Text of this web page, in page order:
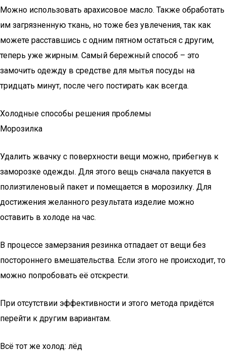
Можно использовать арахисовое масло. Также обработать
им загрязненную ткань, но тоже без увлечения, так как
можете расставшись с одним пятном остаться с другим,
теперь уже жирным. Самый бережный способ – это
замочить одежду в средстве для мытья посуды на
тридцать минут, после чего постирать как всегда.
Холодные способы решения проблемы
Морозилка
Удалить жвачку с поверхности вещи можно, прибегнув к
заморозке одежды. Для этого вещь сначала пакуется в
полиэтиленовый пакет и помещается в морозилку. Для
достижения желанного результата изделие можно
оставить в холоде на час.
В процессе замерзания резинка отпадает от вещи без
постороннего вмешательства. Если этого не происходит, то
можно попробовать её отскрести.
При отсутствии эффективности и этого метода придётся
перейти к другим вариантам.
Всё тот же холод: лёд